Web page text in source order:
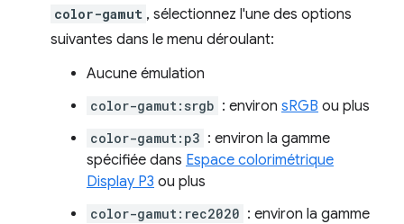
color-gamut , sélectionnez l'une des options
suivantes dans le menu déroulant:
Aucune émulation
color-gamut:srgb : environ sRGB ou plus
color-gamut:p3 : environ la gamme
spécifiée dans Espace colorimétrique
Display P3 ou plus
color-gamut:rec2020 : environ la gamme